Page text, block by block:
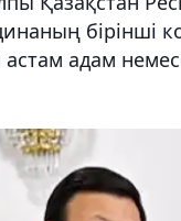
бірінші
адам